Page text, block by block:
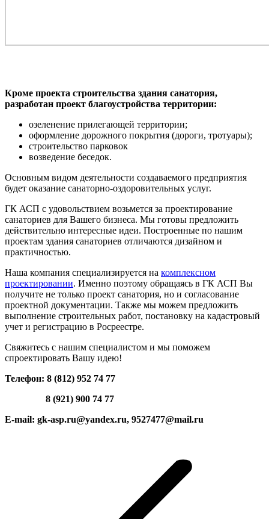
Кроме проекта строительства здания санатория,
разработан проект благоустройства территории:
озеленение прилегающей территории;
оформление дорожного покрытия (дороги, тротуары);
строительство парковок
возведение беседок.
Основным видом деятельности создаваемого предприятия
будет оказание санаторно-оздоровительных услуг.
ГК АСП с удовольствием возьмется за проектирование
санаториев для Вашего бизнеса. Мы готовы предложить
действительно интересные идеи. Построенные по нашим
проектам здания санаториев отличаются дизайном и
практичностью.
Наша компания специализируется на комплексном
проектировании. Именно поэтому обращаясь в ГК АСП Вы
получите не только проект санатория, но и согласование
проектной документации. Также мы можем предложить
выполнение строительных работ, постановку на кадастровый
учет и регистрацию в Росреестре.
Свяжитесь с нашим специалистом и мы поможем
спроектировать Вашу идею!
Телефон: 8 (812) 952 74 77
8 (921) 900 74 77
E-mail: gk-asp.ru@yandex.ru, 9527477@mail.ru